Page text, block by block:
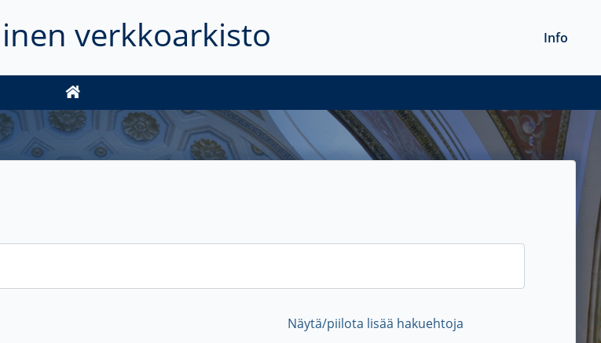
verkkoarkisto Info
Näytä/piilota lisää hakuehtoja